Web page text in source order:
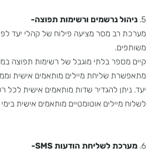
5. ניהול נרשמים ורשימות תפוצה-
מערכת רב מסר מציעה פילוח של קהלי יעד לפי
משותפים.
קיים מספר בלתי מוגבל של רשימות תפוצה
מתאפשרת שליחת מיילים מותאמים אישית
יעד. ניתן להגדיר שדות מותאמים אישית לכל
לשלוח מיילים אוטומטיים מותאמים אישית
6. מערכת לשליחת הודעות SMS-